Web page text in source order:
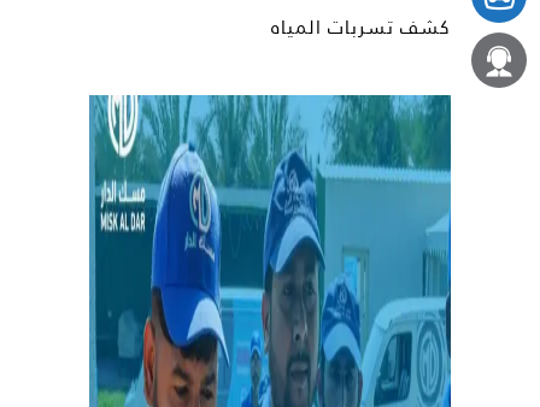
كشف تسربات المياه